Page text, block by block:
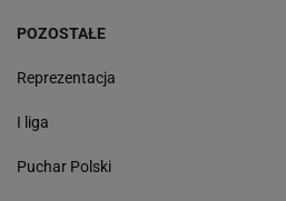
POZOSTAŁE
Reprezentacja
I liga
Puchar Polski